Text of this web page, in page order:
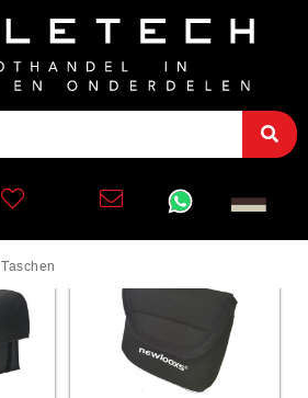
Taschen
TASCHEN